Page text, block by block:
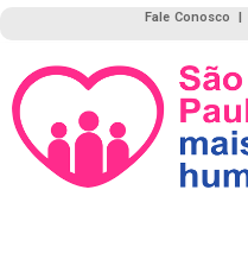
Fale Conosco |